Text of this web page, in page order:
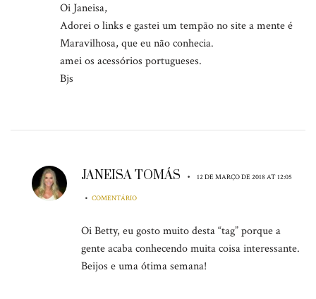
Oi Janeisa,
Adorei o links e gastei um tempão no site a mente é
Maravilhosa, que eu não conhecia.
amei os acessórios portugueses.
Bjs
JANEISA TOMÁS • 12 DE MARÇO DE 2018 AT 12:05
• COMENTÁRIO
Oi Betty, eu gosto muito desta “tag” porque a
gente acaba conhecendo muita coisa interessante.
Beijos e uma ótima semana!